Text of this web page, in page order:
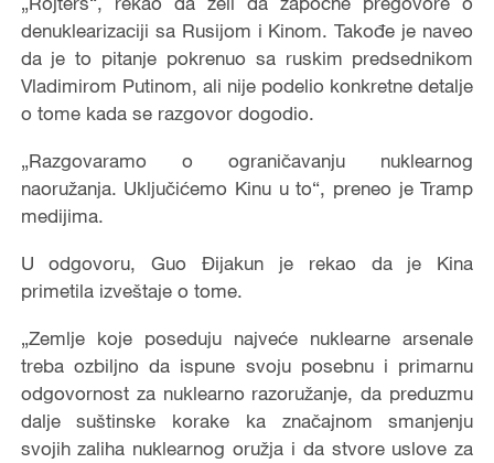
denuklearizaciji sa Rusijom i Kinom. Takođe je naveo
da je to pitanje pokrenuo sa ruskim predsednikom
Vladimirom Putinom, ali nije podelio konkretne detalje
o tome kada se razgovor dogodio.
„Razgovaramo o ograničavanju nuklearnog
naoružanja. Uključićemo Kinu u to“, preneo je Tramp
medijima.
U odgovoru, Guo Đijakun je rekao da je Kina
primetila izveštaje o tome.
„Zemlje koje poseduju najveće nuklearne arsenale
treba ozbiljno da ispune svoju posebnu i primarnu
odgovornost za nuklearno razoružanje, da preduzmu
dalje suštinske korake ka značajnom smanjenju
svojih zaliha nuklearnog oružja i da stvore uslove za